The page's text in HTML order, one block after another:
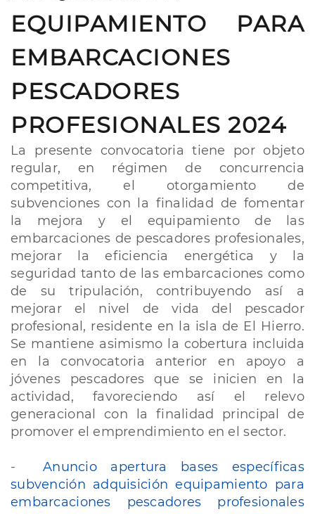
EQUIPAMIENTO PARA
EMBARCACIONES
PESCADORES
PROFESIONALES 2024
La presente convocatoria tiene por objeto
regular, en régimen de concurrencia
competitiva, el otorgamiento de
subvenciones con la finalidad de fomentar
la mejora y el equipamiento de las
embarcaciones de pescadores profesionales,
mejorar la eficiencia energética y la
seguridad tanto de las embarcaciones como
de su tripulación, contribuyendo así a
mejorar el nivel de vida del pescador
profesional, residente en la isla de El Hierro.
Se mantiene asimismo la cobertura incluida
en la convocatoria anterior en apoyo a
jóvenes pescadores que se inicien en la
actividad, favoreciendo así el relevo
generacional con la finalidad principal de
promover el emprendimiento en el sector.
-Anuncio apertura bases específicas
subvención adquisición equipamiento para
embarcaciones pescadores profesionales